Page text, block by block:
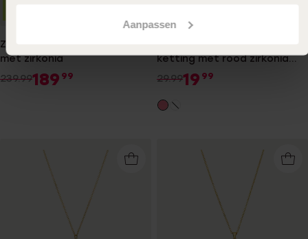
Aanpassen
Zilveren ketting mat/glans
met zirkonia
239.99189 99
ketting met rood zirkonia
hart
29.9919 99